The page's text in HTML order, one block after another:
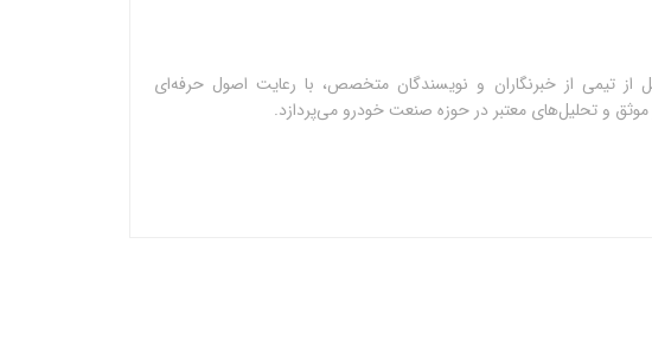
از تیمی از خبرنگاران و نویسندگان متخصص، با رعایت اصول حرفه‌ای
موثق و تحلیل‌های معتبر در حوزه صنعت خودرو می‌پردازد.